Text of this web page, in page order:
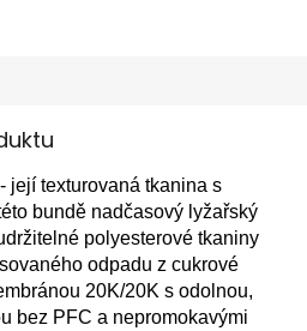
její texturovaná tkanina s
bundě nadčasový lyžařský
polyesterové tkaniny
odpadu z cukrové
20K/20K s odolnou,
bez PFC a nepromokavými